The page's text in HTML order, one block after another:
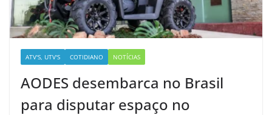
ATV'S, UTV'S COTIDIANO NOTÍCIAS
AODES desembarca no Brasil
para disputar espaço no